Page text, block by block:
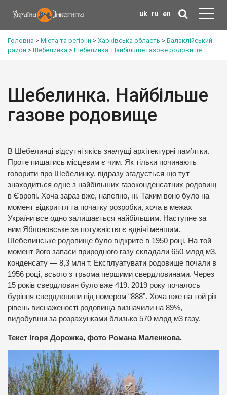
uk ru en
Головна > Міста та регіони > Харківська область > Балаклійський
район > Шебелинка > Шебелинка. Найбільше газове родовище
Шебелинка. Найбільше
газове родовище
В Шебелинці відсутні якісь значущі архітектурні пам’ятки.
Проте пишатись місцевим є чим. Як тільки починають
говорити про Шебелинку, відразу згадується що тут
знаходиться одне з найбільших газоконденсатних родовищ
в Європі. Хоча зараз вже, напепно, ні. Таким воно було на
момент відкриття та початку розробки, хоча в межах
України все одно залишається найбільшим. Наступне за
ним Яблоновське за потужністю є вдвічі меншим.
Шебелинське родовище було відкрите в 1950 році. На той
момент його запаси природного газу складали 650 млрд м3,
конденсату — 8,3 млн т. Експлуатувати родовище почали в
1956 році, всього з трьома першими свердловинами. Через
15 років свердловин було вже 419. 2019 року почалось
буріння свердловини під номером “888”. Хоча вже на той рік
рівень виснаженості родовища визначили на 89%,
видобувши за розрахунками близько 570 млрд м3 газу.
Текст Ігоря Дорожка, фото Романа Маленкова.